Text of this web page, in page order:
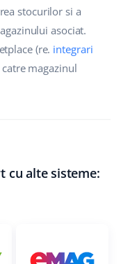
stocurilor si a
asociat.
(re. integrari
magazinul
cu alte sisteme: